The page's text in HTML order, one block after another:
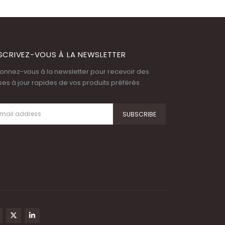
VOUS À LA NEWSLETTER
vous à la newsletter pour recevoir des
à jour rapides de vos produits préférés